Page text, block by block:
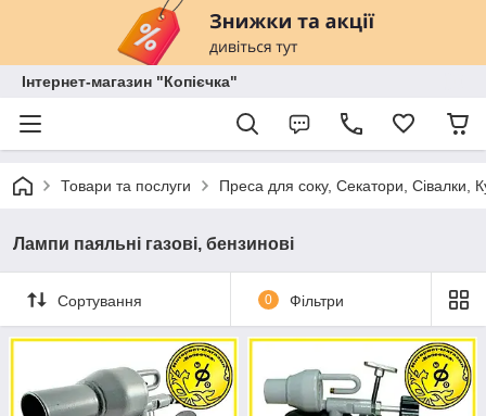
Інтернет-магазин "Копієчка"
Товари та послуги Преса для соку, Секатори, Сівалки,
Лампи паяльні газові, бензинові
Сортування 0 Фільтри